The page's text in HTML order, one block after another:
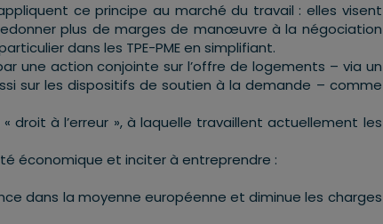
ce principe au marché du travail : elles visent
plus de marges de manœuvre à la négociation
dans les TPE-PME en simplifiant.
une action conjointe sur l’offre de logements – via un
sur les dispositifs de soutien à la demande – comme
droit à l’erreur », à laquelle travaillent actuellement les
économique et inciter à entreprendre :
dans la moyenne européenne et diminue les charges